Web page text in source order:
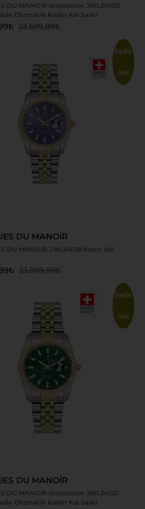
DU MANOIR Inspiration JWL04105
Otomatik Kadın Kol Saati
23.599,99₺
₺
İndir
im!
DU MANOİR
DU MANOIR JWL04119 Kadın Kol
23.999,99₺
₺
İndir
im!
DU MANOİR
DU MANOIR Inspiration JWL04101
Otomatik Kadın Kol Saati